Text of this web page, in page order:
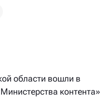
области вошли в
контента»